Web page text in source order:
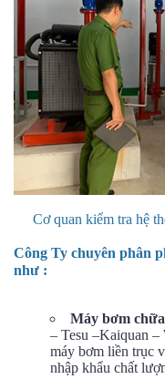
Cơ quan kiểm tra hệ
Công Ty chuyên phân
như :
Máy bơm
– Tesu –Kaiquan
máy bơm liền trục
nhập khẩu chất